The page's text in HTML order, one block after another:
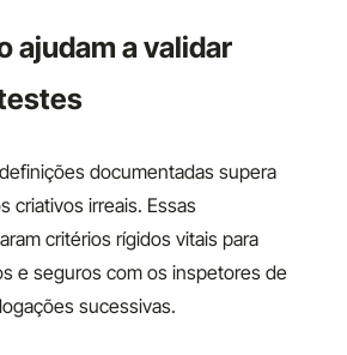
ajudam a validar
documentadas supera
criativos irreais. Essas
critérios rígidos vitais para
e seguros com os inspetores de
sucessivas.